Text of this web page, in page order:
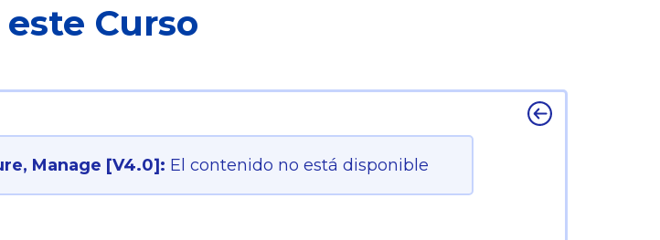
Curso
Manage [V4.0]: El contenido no está disponible